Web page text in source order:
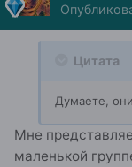
Цитата
Думаете,
Мне
маленькой